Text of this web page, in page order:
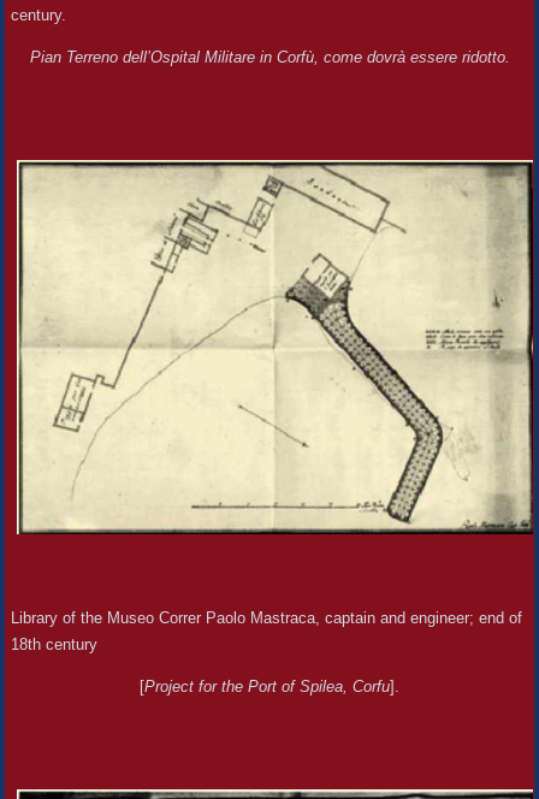
century.
Pian Terreno dell’Ospital Militare in Corfù, come dovrà essere ridotto.
Library of the Museo Correr Paolo Mastraca, captain and engineer; end of
18th century
[Project for the Port of Spilea, Corfu].